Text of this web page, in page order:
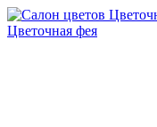
Цветочная фея